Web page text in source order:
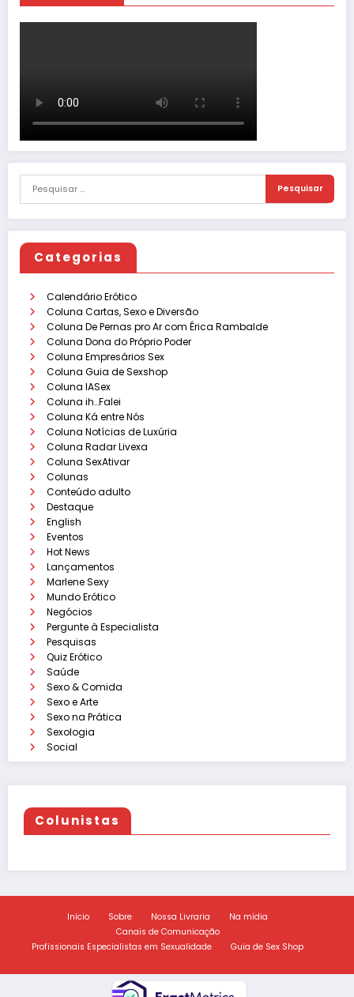
Categorias
Calendário Erótico
Coluna Cartas, Sexo e Diversão
Coluna De Pernas pro Ar com Érica Rambalde
Coluna Dona do Próprio Poder
Coluna Empresários Sex
Coluna Guia de Sexshop
Coluna IASex
Coluna ih…Falei
Coluna Ká entre Nós
Coluna Notícias de Luxúria
Coluna Radar Livexa
Coluna SexAtivar
Colunas
Conteúdo adulto
Destaque
English
Eventos
Hot News
Lançamentos
Marlene Sexy
Mundo Erótico
Negócios
Pergunte à Especialista
Pesquisas
Quiz Erótico
Saúde
Sexo & Comida
Sexo e Arte
Sexo na Prática
Sexologia
Social
Colunistas
Início Sobre Nossa Livraria
Na mídia
Canais de Comunicação
Profissionais Especialistas em Sexualidade
Guia de Sex Shop